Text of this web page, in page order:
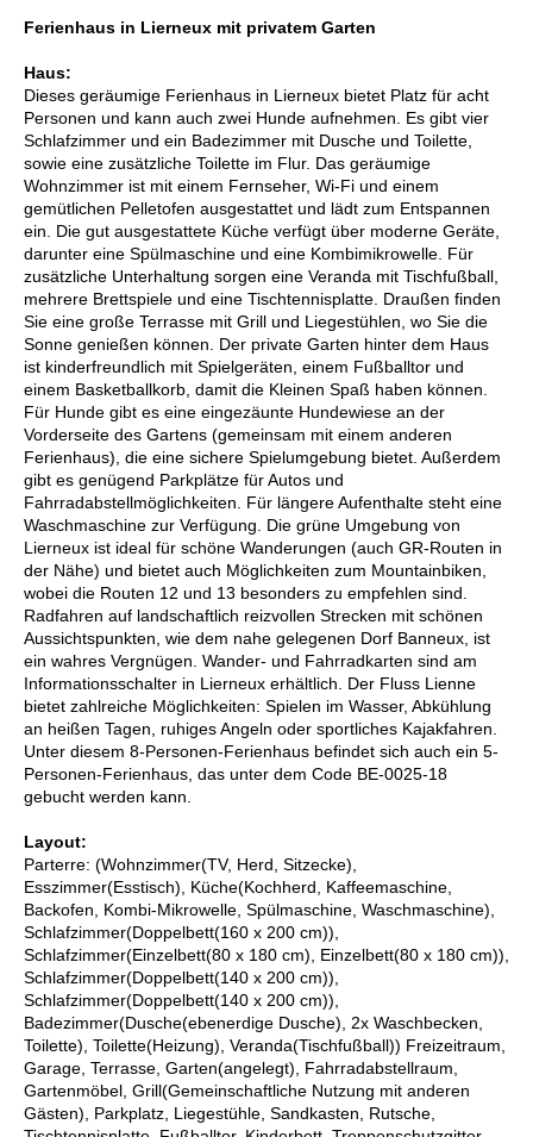
Ferienhaus in Lierneux mit privatem Garten
Haus:
Dieses geräumige Ferienhaus in Lierneux bietet Platz für acht
Personen und kann auch zwei Hunde aufnehmen. Es gibt vier
Schlafzimmer und ein Badezimmer mit Dusche und Toilette,
sowie eine zusätzliche Toilette im Flur. Das geräumige
Wohnzimmer ist mit einem Fernseher, Wi-Fi und einem
gemütlichen Pelletofen ausgestattet und lädt zum Entspannen
ein. Die gut ausgestattete Küche verfügt über moderne Geräte,
darunter eine Spülmaschine und eine Kombimikrowelle. Für
zusätzliche Unterhaltung sorgen eine Veranda mit Tischfußball,
mehrere Brettspiele und eine Tischtennisplatte. Draußen finden
Sie eine große Terrasse mit Grill und Liegestühlen, wo Sie die
Sonne genießen können. Der private Garten hinter dem Haus
ist kinderfreundlich mit Spielgeräten, einem Fußballtor und
einem Basketballkorb, damit die Kleinen Spaß haben können.
Für Hunde gibt es eine eingezäunte Hundewiese an der
Vorderseite des Gartens (gemeinsam mit einem anderen
Ferienhaus), die eine sichere Spielumgebung bietet. Außerdem
gibt es genügend Parkplätze für Autos und
Fahrradabstellmöglichkeiten. Für längere Aufenthalte steht eine
Waschmaschine zur Verfügung. Die grüne Umgebung von
Lierneux ist ideal für schöne Wanderungen (auch GR-Routen in
der Nähe) und bietet auch Möglichkeiten zum Mountainbiken,
wobei die Routen 12 und 13 besonders zu empfehlen sind.
Radfahren auf landschaftlich reizvollen Strecken mit schönen
Aussichtspunkten, wie dem nahe gelegenen Dorf Banneux, ist
ein wahres Vergnügen. Wander- und Fahrradkarten sind am
Informationsschalter in Lierneux erhältlich. Der Fluss Lienne
bietet zahlreiche Möglichkeiten: Spielen im Wasser, Abkühlung
an heißen Tagen, ruhiges Angeln oder sportliches Kajakfahren.
Unter diesem 8-Personen-Ferienhaus befindet sich auch ein 5-
Personen-Ferienhaus, das unter dem Code BE-0025-18
gebucht werden kann.
Layout:
Parterre: (Wohnzimmer(TV, Herd, Sitzecke),
Esszimmer(Esstisch), Küche(Kochherd, Kaffeemaschine,
Backofen, Kombi-Mikrowelle, Spülmaschine, Waschmaschine),
Schlafzimmer(Doppelbett(160 x 200 cm)),
Schlafzimmer(Einzelbett(80 x 180 cm), Einzelbett(80 x 180 cm)),
Schlafzimmer(Doppelbett(140 x 200 cm)),
Schlafzimmer(Doppelbett(140 x 200 cm)),
Badezimmer(Dusche(ebenerdige Dusche), 2x Waschbecken,
Toilette), Toilette(Heizung), Veranda(Tischfußball)) Freizeitraum,
Garage, Terrasse, Garten(angelegt), Fahrradabstellraum,
Gartenmöbel, Grill(Gemeinschaftliche Nutzung mit anderen
Gästen), Parkplatz, Liegestühle, Sandkasten, Rutsche,